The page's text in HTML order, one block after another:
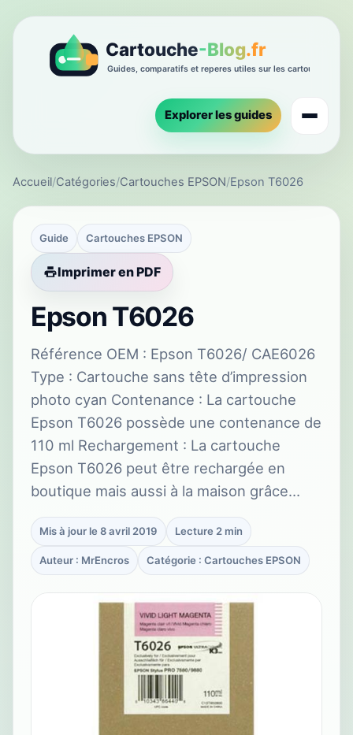
Explorer les guides
Accueil/Catégories/Cartouches EPSON/Epson T6026
Guide Cartouches EPSON
Imprimer en PDF
Epson T6026
Référence OEM : Epson T6026/ CAE6026
Type : Cartouche sans tête d’impression
photo cyan Contenance : La cartouche
Epson T6026 possède une contenance de
110 ml Rechargement : La cartouche
Epson T6026 peut être rechargée en
boutique mais aussi à la maison grâce…
Mis à jour le 8 avril 2019 Lecture 2 min
Auteur : MrEncros Catégorie : Cartouches EPSON